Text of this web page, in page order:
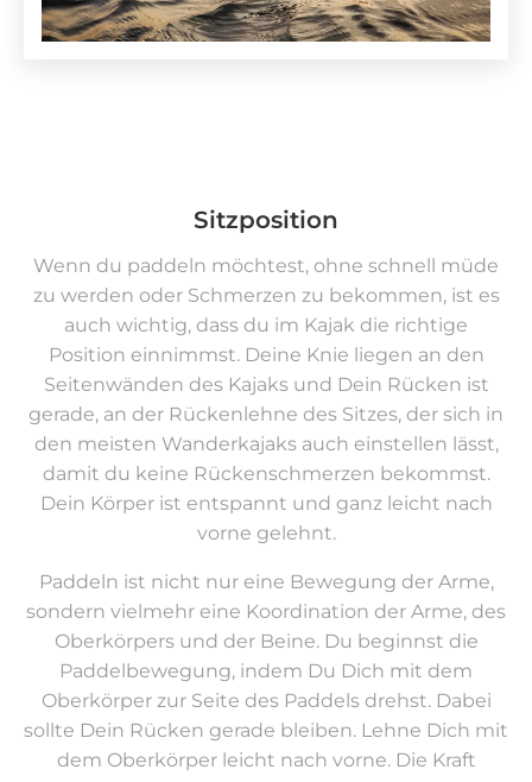
Sitzposition
Wenn du paddeln möchtest, ohne schnell müde
zu werden oder Schmerzen zu bekommen, ist es
auch wichtig, dass du im Kajak die richtige
Position einnimmst. Deine Knie liegen an den
Seitenwänden des Kajaks und Dein Rücken ist
gerade, an der Rückenlehne des Sitzes, der sich in
den meisten Wanderkajaks auch einstellen lässt,
damit du keine Rückenschmerzen bekommst.
Dein Körper ist entspannt und ganz leicht nach
vorne gelehnt.
Paddeln ist nicht nur eine Bewegung der Arme,
sondern vielmehr eine Koordination der Arme, des
Oberkörpers und der Beine. Du beginnst die
Paddelbewegung, indem Du Dich mit dem
Oberkörper zur Seite des Paddels drehst. Dabei
sollte Dein Rücken gerade bleiben. Lehne Dich mit
dem Oberkörper leicht nach vorne. Die Kraft